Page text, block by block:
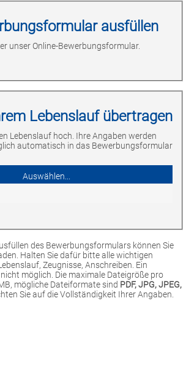
ausfüllen
unser Online-Bewerbungsformular.
Lebenslauf übertragen
Lebenslauf hoch. Ihre Angaben werden
automatisch in das Bewerbungsformular
des Bewerbungsformulars können Sie
Halten Sie dafür bitte alle wichtigen
Zeugnisse, Anschreiben. Ein
möglich. Die maximale Dateigröße pro
mögliche Dateiformate sind PDF, JPG, JPEG,
Sie auf die Vollständigkeit Ihrer Angaben.